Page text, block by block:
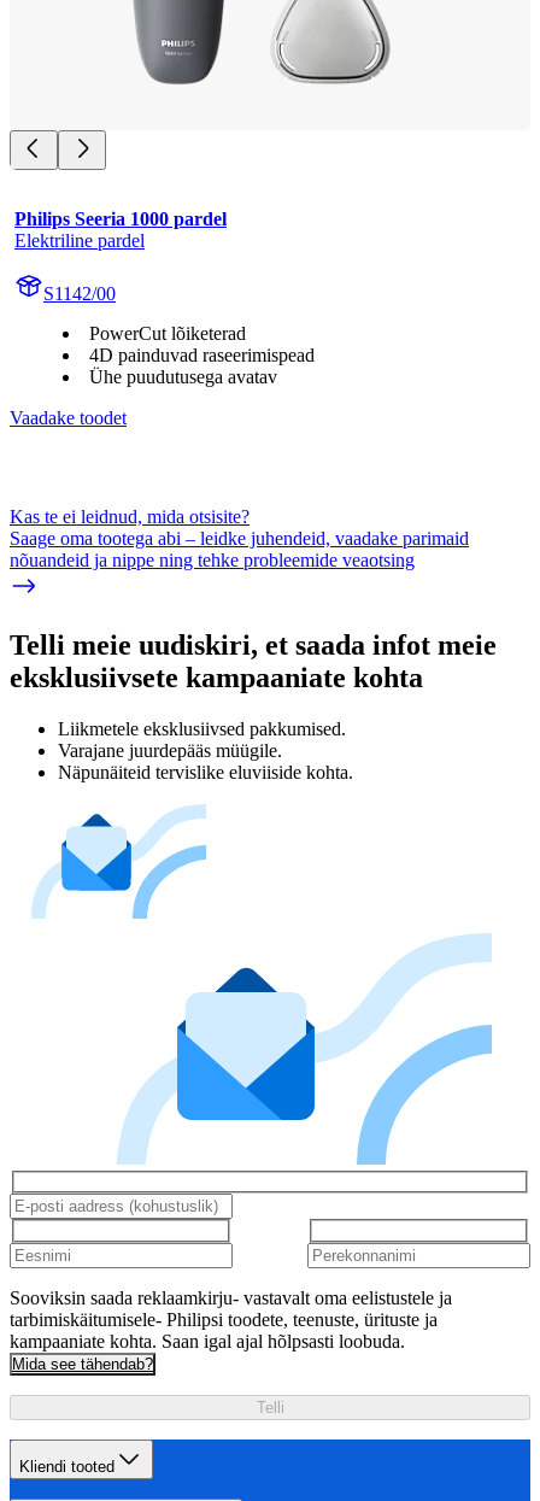
Philips Seeria 1000 pardel
Elektriline pardel
S1142/00
PowerCut lõiketerad
4D painduvad raseerimispead
Ühe puudutusega avatav
Vaadake toodet
Kas te ei leidnud, mida otsisite?
Saage oma tootega abi – leidke juhendeid, vaadake parimaid
nõuandeid ja nippe ning tehke probleemide veaotsing
Telli meie uudiskiri, et saada infot meie
eksklusiivsete kampaaniate kohta
Liikmetele eksklusiivsed pakkumised.
Varajane juurdepääs müügile.
Näpunäiteid tervislike eluviiside kohta.
Sooviksin saada reklaamkirju- vastavalt oma eelistustele ja
tarbimiskäitumisele- Philipsi toodete, teenuste, ürituste ja
kampaaniate kohta. Saan igal ajal hõlpsasti loobuda.
Mida see tähendab?
Telli
Kliendi tooted